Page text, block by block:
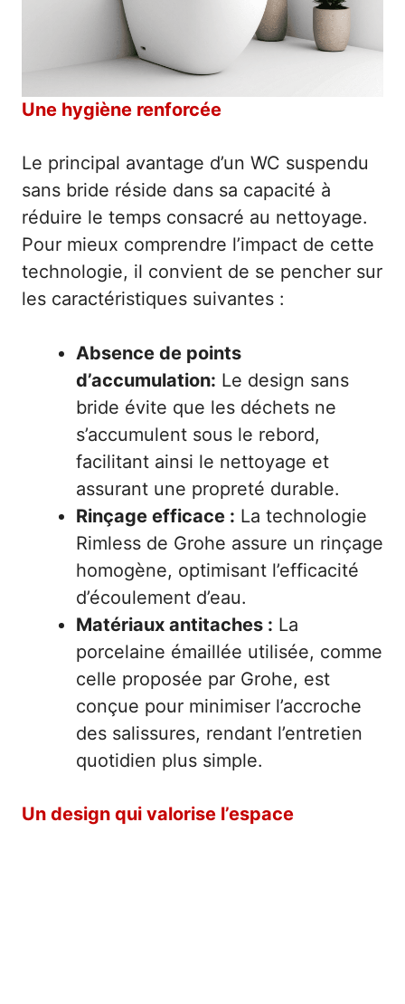
Une hygiène renforcée
Le principal avantage d’un WC suspendu
sans bride réside dans sa capacité à
réduire le temps consacré au nettoyage.
Pour mieux comprendre l’impact de cette
technologie, il convient de se pencher sur
les caractéristiques suivantes :
Absence de points
d’accumulation: Le design sans
bride évite que les déchets ne
s’accumulent sous le rebord,
facilitant ainsi le nettoyage et
assurant une propreté durable.
Rinçage efficace : La technologie
Rimless de Grohe assure un rinçage
homogène, optimisant l’efficacité
d’écoulement d’eau.
Matériaux antitaches : La
porcelaine émaillée utilisée, comme
celle proposée par Grohe, est
conçue pour minimiser l’accroche
des salissures, rendant l’entretien
quotidien plus simple.
Un design qui valorise l’espace